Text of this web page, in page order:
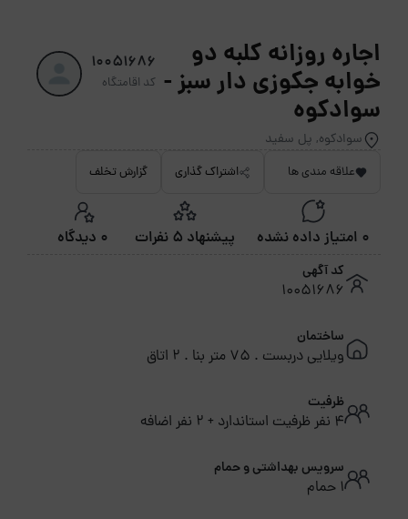
اجاره روزانه کلبه دو
خوابه جکوزی دار سبز -
سوادکوه
سوادکوه, پل سفید
10051686
کد اقامتگاه
علاقه مندی ها اشتراک گذاری گزارش تخلف
0 امتیاز داده نشده پیشنهاد 5 نفرات 0 دیدگاه
کد آگهی
10051686
ساختمان
ویلایی دربست . 75 متر بنا . 2 اتاق
ظرفیت
4 نفر ظرفیت استاندارد + 2 نفر اضافه
سرویس بهداشتی و حمام
1 حمام